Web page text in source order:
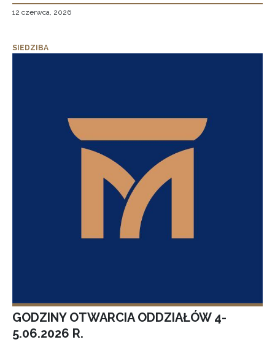
12 czerwca, 2026
SIEDZIBA
GODZINY OTWARCIA ODDZIAŁÓW 4-
5.06.2026 R.